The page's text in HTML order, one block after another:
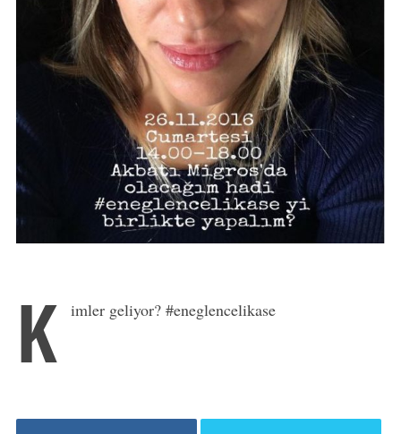
K imler geliyor? #eneglencelikase